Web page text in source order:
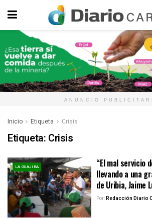
ANUNCIO
Inicio Etiqueta Crisis
Etiqueta: Crisis
LA GUAJIRA
“El mal servicio
llevando a una
de Uribia, Jaime
Por:Redacción Diario